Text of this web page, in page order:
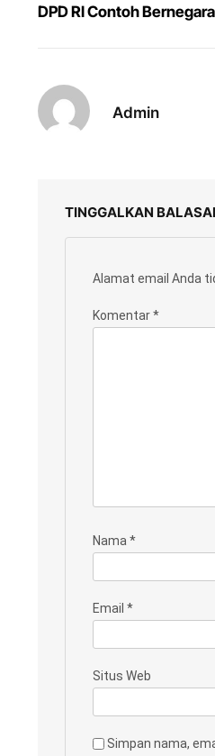
DPD RI Contoh
Admin
TINGGALKAN
Alamat email Anda
Komentar*
Nama *
Email *
Situs Web
Simpan nama,